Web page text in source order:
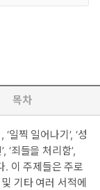
목차
찍 일어나기’, ‘성
‘죄들을 처리함’,
. 이 주제들은 주로
기타 여러 서적에